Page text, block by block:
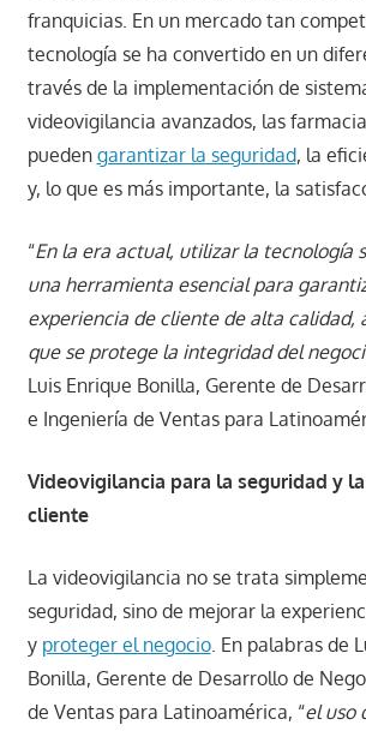
franquicias. En un mercado tan
tecnología se ha convertido en un
través de la implementación de
videovigilancia avanzados, las
pueden garantizar la seguridad, la
y, lo que es más importante, la
“En la era actual, utilizar la tecnología
una herramienta esencial para
experiencia de cliente de alta calidad,
que se protege la integridad del
Luis Enrique Bonilla, Gerente de
e Ingeniería de Ventas para
Videovigilancia para la seguridad y
cliente
La videovigilancia no se trata
seguridad, sino de mejorar la
y proteger el negocio. En palabras de
Bonilla, Gerente de Desarrollo de
de Ventas para Latinoamérica, “el uso